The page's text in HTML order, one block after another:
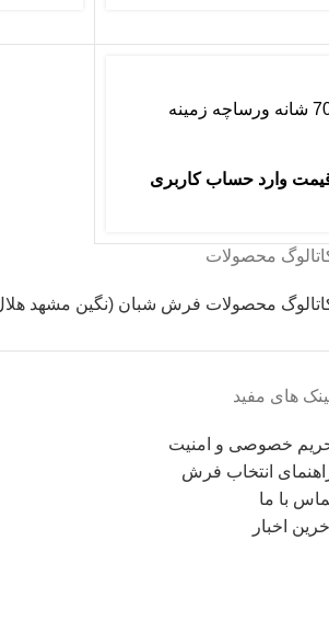
فرش وینتیج 700 شانه ورساچه زمینه
وارد حساب کاربری
محصولات
محصولات فرش شبان (نگین مشهد
های مفید
خصوصی و امنیت
انتخاب فرش
با ما
آخرین اخبار